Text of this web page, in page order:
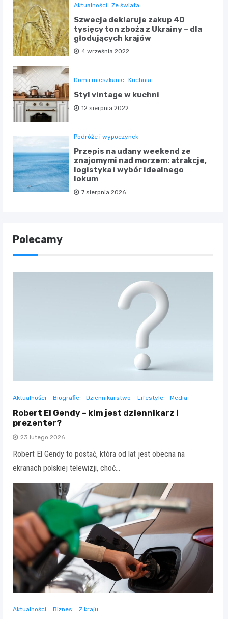
Aktualności Ze świata
Szwecja deklaruje zakup 40
tysięcy ton zboża z Ukrainy – dla
głodujących krajów
4 września 2022
Dom i mieszkanie Kuchnia
Styl vintage w kuchni
12 sierpnia 2022
Podróże i wypoczynek
Przepis na udany weekend ze
znajomymi nad morzem: atrakcje,
logistyka i wybór idealnego
lokum
7 sierpnia 2026
Polecamy
Aktualności Biografie Dziennikarstwo Lifestyle Media
Robert El Gendy – kim jest dziennikarz i
prezenter?
23 lutego 2026
Robert El Gendy to postać, która od lat jest obecna na
ekranach polskiej telewizji, choć…
Aktualności Biznes Z kraju